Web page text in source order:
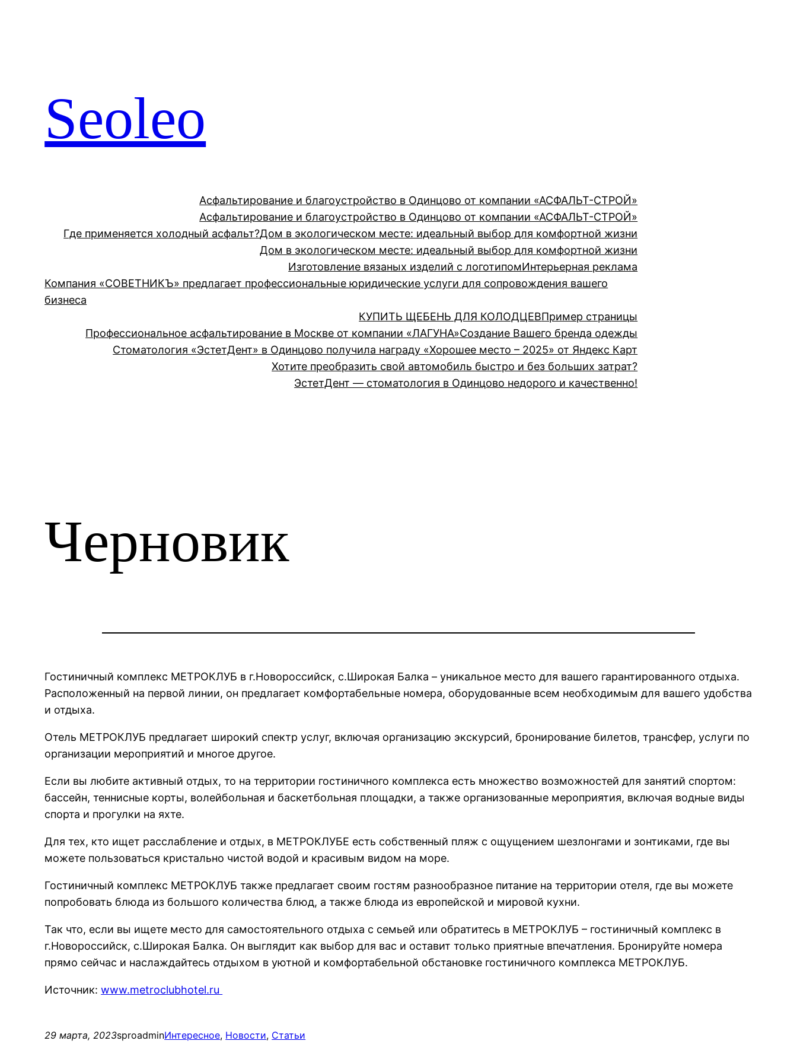
Seoleo
Асфальтирование и благоустройство в Одинцово от компании «АСФАЛЬТ-СТРОЙ»
Асфальтирование и благоустройство в Одинцово от компании «АСФАЛЬТ-СТРОЙ»
Где применяется холодный асфальт?Дом в экологическом месте: идеальный выбор для комфортной жизни
Дом в экологическом месте: идеальный выбор для комфортной жизни
Изготовление вязаных изделий с логотипомИнтерьерная реклама
Компания «СОВЕТНИКЪ» предлагает профессиональные юридические услуги для сопровождения вашего
бизнеса
КУПИТЬ ЩЕБЕНЬ ДЛЯ КОЛОДЦЕВПример страницы
Профессиональное асфальтирование в Москве от компании «ЛАГУНА»Создание Вашего бренда одежды
Стоматология «ЭстетДент» в Одинцово получила награду «Хорошее место – 2025» от Яндекс Карт
Хотите преобразить свой автомобиль быстро и без больших затрат?
ЭстетДент — стоматология в Одинцово недорого и качественно!
Черновик
Гостиничный комплекс МЕТРОКЛУБ в г.Новороссийск, с.Широкая Балка – уникальное место для вашего гарантированного отдыха.
Расположенный на первой линии, он предлагает комфортабельные номера, оборудованные всем необходимым для вашего удобства
и отдыха.
Отель МЕТРОКЛУБ предлагает широкий спектр услуг, включая организацию экскурсий, бронирование билетов, трансфер, услуги по
организации мероприятий и многое другое.
Если вы любите активный отдых, то на территории гостиничного комплекса есть множество возможностей для занятий спортом:
бассейн, теннисные корты, волейбольная и баскетбольная площадки, а также организованные мероприятия, включая водные виды
спорта и прогулки на яхте.
Для тех, кто ищет расслабление и отдых, в МЕТРОКЛУБЕ есть собственный пляж с ощущением шезлонгами и зонтиками, где вы
можете пользоваться кристально чистой водой и красивым видом на море.
Гостиничный комплекс МЕТРОКЛУБ также предлагает своим гостям разнообразное питание на территории отеля, где вы можете
попробовать блюда из большого количества блюд, а также блюда из европейской и мировой кухни.
Так что, если вы ищете место для самостоятельного отдыха с семьей или обратитесь в МЕТРОКЛУБ – гостиничный комплекс в
г.Новороссийск, с.Широкая Балка. Он выглядит как выбор для вас и оставит только приятные впечатления. Бронируйте номера
прямо сейчас и наслаждайтесь отдыхом в уютной и комфортабельной обстановке гостиничного комплекса МЕТРОКЛУБ.
Источник:www.metroclubhotel.ru
29 марта, 2023sproadminИнтересное, Новости, Статьи